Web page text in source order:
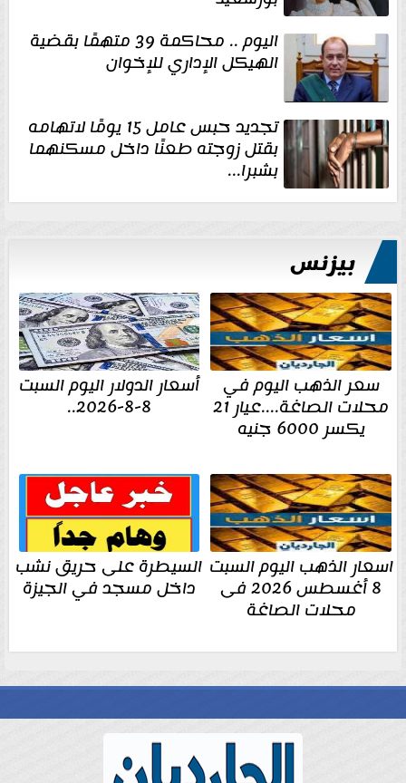
اليوم .. محاكمة 39 متهمًا بقضية
الهيكل الإداري للإخوان
تجديد حبس عامل 15 يومًا لاتهامه
بقتل زوجته طعنًا داخل مسكنهما
بشبرا...
بيزنس
سعر الذهب اليوم في
محلات الصاغة....عيار 21
يكسر 6000 جنيه
أسعار الدولار اليوم السبت
8-8-2026..
اسعار الذهب اليوم السبت
8 أغسطس 2026 فى
محلات الصاغة
السيطرة على حريق نشب
داخل مسجد في الجيزة